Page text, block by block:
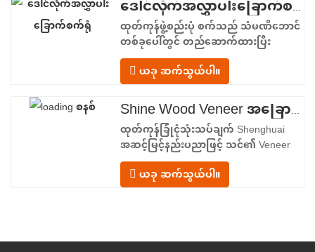
ဒေါင်လိုက်အလွှာပါးခြောက်စက်ရုံ
ထုတ်ကုန်ဖွဲ့စည်းပုံ စက်သည် သံမဏိဘောင်
တစ်ခုပေါ်တွင် တည်ဆောက်ထားပြီး
အစာကျွေးခြင်းမှ ထုတ်လွှတ်ခြင်းအထိ
မျဉ်းဖြောင့်စီးဆင်းမှုဖြင့် စီစဉ်ထားသော
ပေါင်းစပ်လုပ်ဆောင်ချက်ဇုန်လေးခုကို ပံ့ပိုး
ပေးသည်။ အစာကျွေးသည့်အပိုင်း– အဝင်
သယ်ယူကိရိယာတစ်ခုနှင့် ဗီနီယာစာရွက်
တစ်ခုစီကို အခြောက်ခံခန်းထဲသို့
ယခု ဆက်သွယ်ပါ။
Shine Wood Veneer အခြောက်ခံစက် - ထုတ်ကုန် အပ်လုဒ်ပုံစံကို အပြီးသတ်ပါ။
ထုတ်ကုန်ခြုံငုံသုံးသပ်ချက် Shenghuai
အဆင့်မြင့်နည်းပညာဖြင့် သင်၏ Veneer
အခြောက်ခံခြင်းလုပ်ငန်းစဉ်ကို ပြုပြင်
ပြောင်းလဲပါ။ Shine Roller ၊ Veneer
အခြောက်ခံစက် အောင်မြင်မှုကို ကိုယ်စား
veneer ကြိတ်စက်များနှင့်
ယခု ဆက်သွယ်ပါ။